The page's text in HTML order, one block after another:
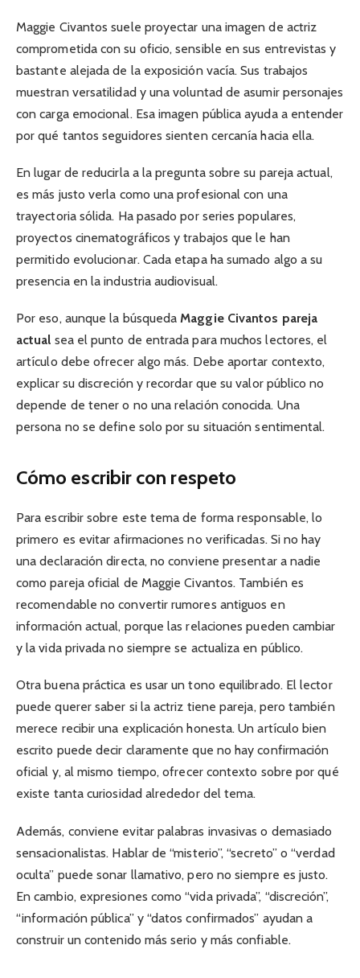
Maggie Civantos suele proyectar una imagen de actriz
comprometida con su oficio, sensible en sus entrevistas y
bastante alejada de la exposición vacía. Sus trabajos
muestran versatilidad y una voluntad de asumir personajes
con carga emocional. Esa imagen pública ayuda a entender
por qué tantos seguidores sienten cercanía hacia ella.
En lugar de reducirla a la pregunta sobre su pareja actual,
es más justo verla como una profesional con una
trayectoria sólida. Ha pasado por series populares,
proyectos cinematográficos y trabajos que le han
permitido evolucionar. Cada etapa ha sumado algo a su
presencia en la industria audiovisual.
Por eso, aunque la búsquedaMaggie Civantos pareja
actual sea el punto de entrada para muchos lectores, el
artículo debe ofrecer algo más. Debe aportar contexto,
explicar su discreción y recordar que su valor público no
depende de tener o no una relación conocida. Una
persona no se define solo por su situación sentimental.
Cómo escribir con respeto
Para escribir sobre este tema de forma responsable, lo
primero es evitar afirmaciones no verificadas. Si no hay
una declaración directa, no conviene presentar a nadie
como pareja oficial de Maggie Civantos. También es
recomendable no convertir rumores antiguos en
información actual, porque las relaciones pueden cambiar
y la vida privada no siempre se actualiza en público.
Otra buena práctica es usar un tono equilibrado. El lector
puede querer saber si la actriz tiene pareja, pero también
merece recibir una explicación honesta. Un artículo bien
escrito puede decir claramente que no hay confirmación
oficial y, al mismo tiempo, ofrecer contexto sobre por qué
existe tanta curiosidad alrededor del tema.
Además, conviene evitar palabras invasivas o demasiado
sensacionalistas. Hablar de “misterio”, “secreto” o “verdad
oculta” puede sonar llamativo, pero no siempre es justo.
En cambio, expresiones como “vida privada”, “discreción”,
“información pública” y “datos confirmados” ayudan a
construir un contenido más serio y más confiable.